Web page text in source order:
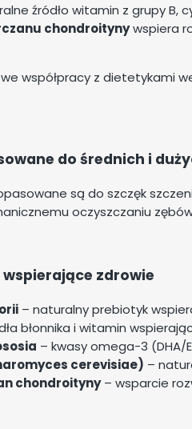
źródło witamin z grupy B,
chondroitynywspiera
współpracy z dietetykami
do średnich i
są do szczęk
oczyszczaniu
zdrowie
– naturalny prebiotyk
błonnika i witamin
– kwasy omega-3 (DHA/
cerevisiae) –
chondroityny– wsparcie